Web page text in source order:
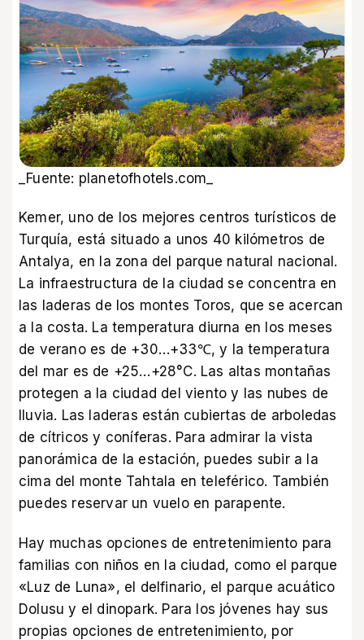
_Fuente: planetofhotels.com_
Kemer, uno de los mejores centros turísticos de
Turquía, está situado a unos 40 kilómetros de
Antalya, en la zona del parque natural nacional.
La infraestructura de la ciudad se concentra en
las laderas de los montes Toros, que se acercan
a la costa. La temperatura diurna en los meses
de verano es de +30…+33℃, y la temperatura
del mar es de +25…+28°C. Las altas montañas
protegen a la ciudad del viento y las nubes de
lluvia. Las laderas están cubiertas de arboledas
de cítricos y coníferas. Para admirar la vista
panorámica de la estación, puedes subir a la
cima del monte Tahtala en teleférico. También
puedes reservar un vuelo en parapente.
Hay muchas opciones de entretenimiento para
familias con niños en la ciudad, como el parque
«Luz de Luna», el delfinario, el parque acuático
Dolusu y el dinopark. Para los jóvenes hay sus
propias opciones de entretenimiento, por